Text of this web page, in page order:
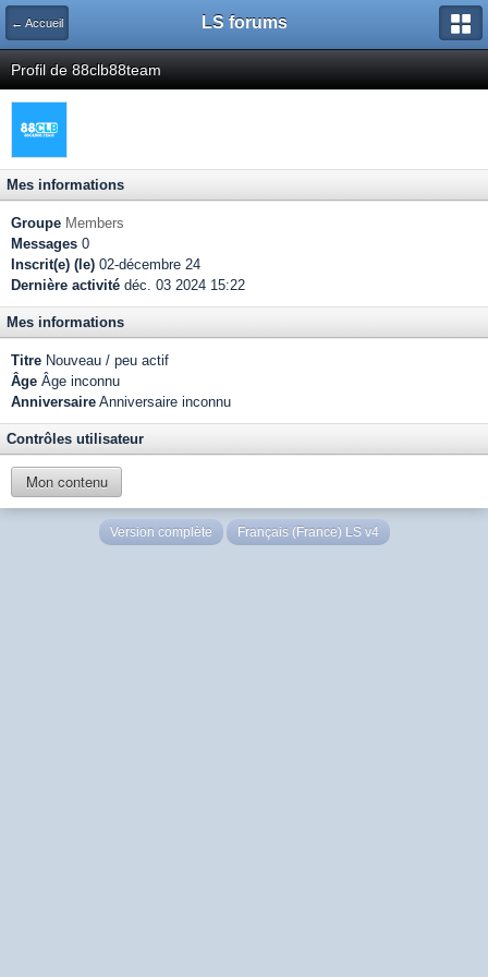
← Accueil LS forums
Profil de 88clb88team
Mes informations
Groupe Members
Messages 0
Inscrit(e) (le) 02-décembre 24
Dernière activité déc. 03 2024 15:22
Mes informations
Titre Nouveau / peu actif
Âge Âge inconnu
Anniversaire Anniversaire inconnu
Contrôles utilisateur
Mon contenu
Version complète Français (France) LS v4